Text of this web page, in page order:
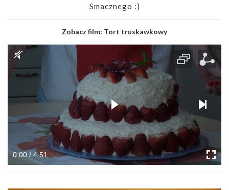
Smacznego :)
Zobacz film: Tort truskawkowy
0:00 / 4:51